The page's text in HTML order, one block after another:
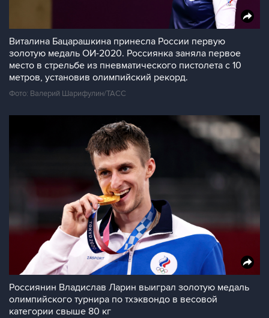
Виталина Бацарашкина принесла России первую
золотую медаль ОИ-2020. Россиянка заняла первое
место в стрельбе из пневматического пистолета с 10
метров, установив олимпийский рекорд.
Фото: Валерий Шарифулин/ТАСС
Россиянин Владислав Ларин выиграл золотую медаль
олимпийского турнира по тхэквондо в весовой
категории свыше 80 кг